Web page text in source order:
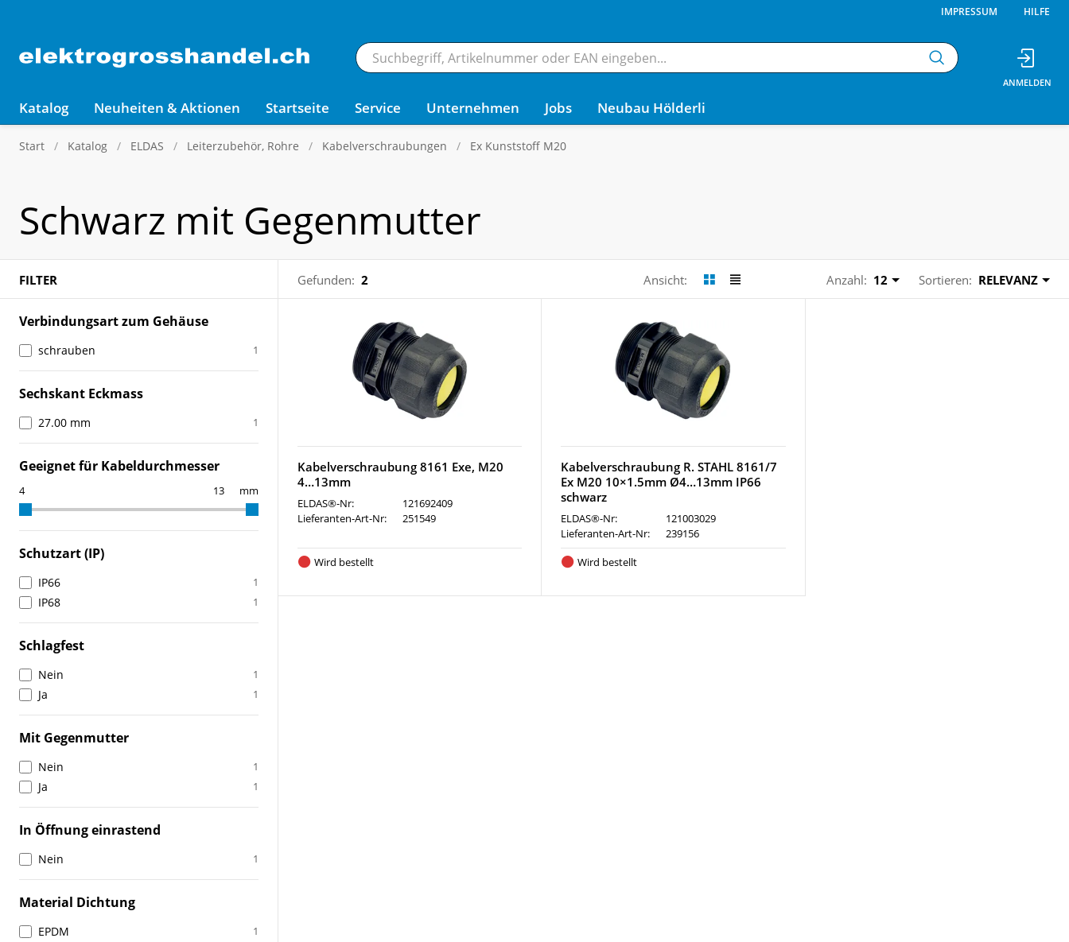
IMPRESSUM HILFE
Katalog Neuheiten & Aktionen Startseite Service Unternehmen Jobs Neubau Hölderli
Start Katalog ELDAS Leiterzubehör, Rohre Kabelverschraubungen Ex Kunststoff M20
Schwarz mit Gegenmutter
FILTER Gefunden: 2 Ansicht: Anzahl: 12 Sortieren: RELEVANZ
Verbindungsart zum Gehäuse
schrauben 1
Sechskant Eckmass
27.00 mm 1
Geeignet für Kabeldurchmesser
mm
Schutzart (IP)
IP66 1
IP68 1
Schlagfest
Nein 1
Ja 1
Mit Gegenmutter
Nein 1
Ja 1
In Öffnung einrastend
Nein 1
Material Dichtung
EPDM 1
Kabelverschraubung 8161 Exe, M20
4…13mm
ELDAS®-Nr:
121692409
Lieferanten-Art-Nr:
251549
Wird bestellt
Kabelverschraubung R. STAHL 8161/7
Ex M20 10×1.5mm Ø4…13mm IP66
schwarz
ELDAS®-Nr:
121003029
Lieferanten-Art-Nr:
239156
Wird bestellt